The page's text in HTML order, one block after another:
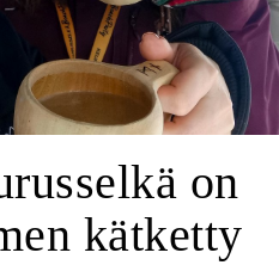
on
kätketty